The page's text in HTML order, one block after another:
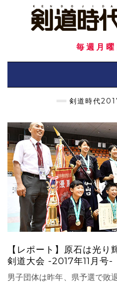
毎週月曜
剣道時代
【レポート】原石は光
剣道大会 -2017年11月号-
男子団体は昨年、県予選で敗